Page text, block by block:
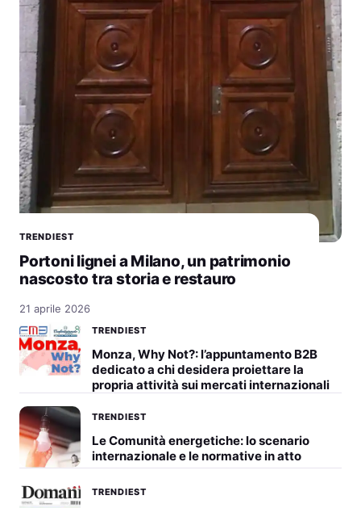
TRENDIEST
Portoni lignei a Milano, un patrimonio
nascosto tra storia e restauro
21 aprile 2026
TRENDIEST
Monza, Why Not?: l’appuntamento B2B
dedicato a chi desidera proiettare la
propria attività sui mercati internazionali
TRENDIEST
Le Comunità energetiche: lo scenario
internazionale e le normative in atto
TRENDIEST